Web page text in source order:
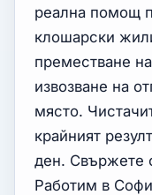
реална помощ
клошарски
преместване
извозване на
място.
крайният
ден. Свържете
Работим в